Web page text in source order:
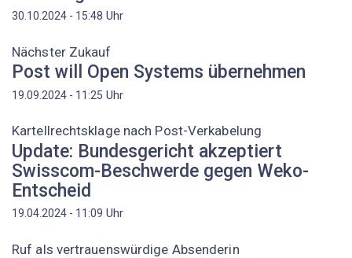
30.10.2024 - 15:48 Uhr
Nächster Zukauf
Post will Open Systems übernehmen
19.09.2024 - 11:25 Uhr
Kartellrechtsklage nach Post-Verkabelung
Update: Bundesgericht akzeptiert
Swisscom-Beschwerde gegen Weko-
Entscheid
19.04.2024 - 11:09 Uhr
Ruf als vertrauenswürdige Absenderin